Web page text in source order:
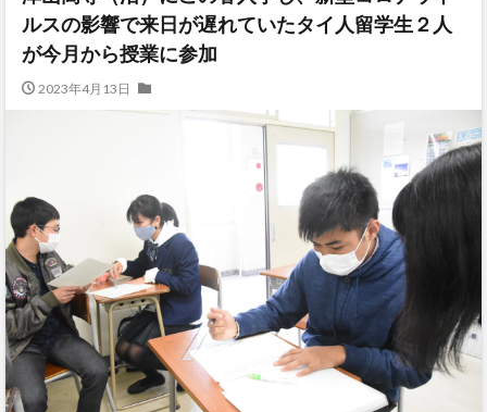
ルスの影響で来日が遅れていたタイ人留学生２人
が今月から授業に参加
2023年4月13日